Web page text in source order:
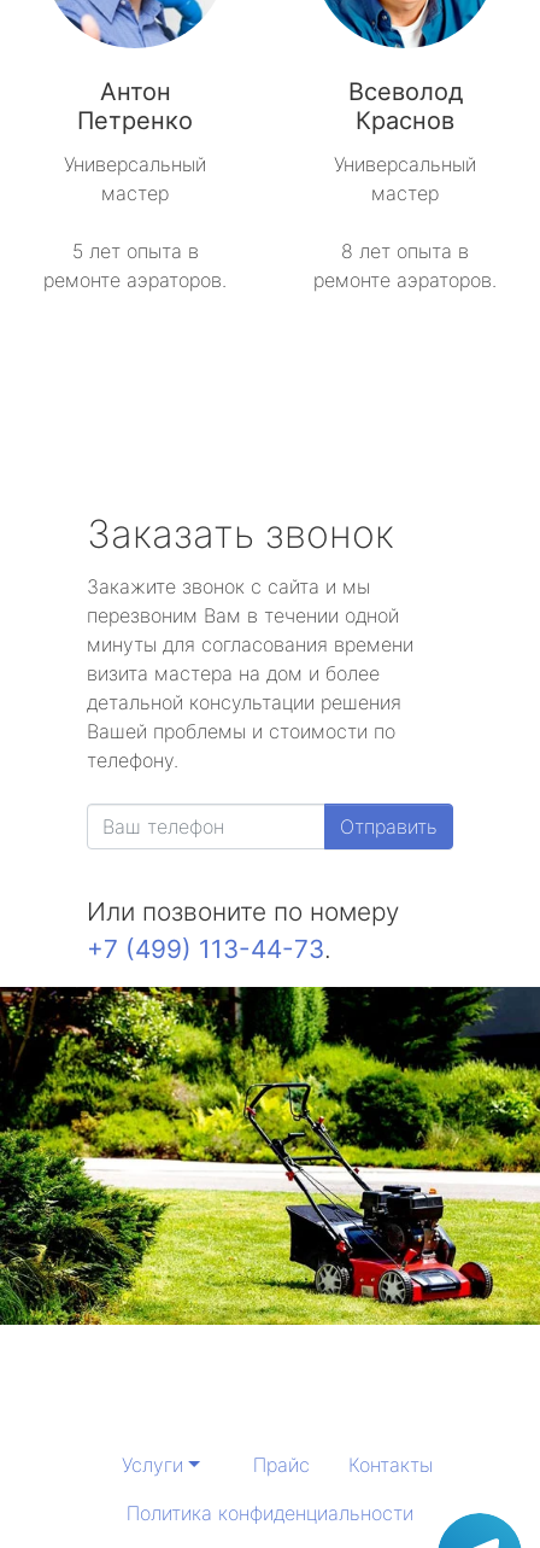
Антон
Петренко
Универсальный
мастер
5 лет опыта в
ремонте аэраторов.
Всеволод
Краснов
Универсальный
мастер
8 лет опыта в
ремонте аэраторов.
Заказать звонок
Закажите звонок с сайта и мы
перезвоним Вам в течении одной
минуты для согласования времени
визита мастера на дом и более
детальной консультации решения
Вашей проблемы и стоимости по
телефону.
Отправить
Или позвоните по номеру
+7 (499) 113-44-73.
Услуги Прайс
Контакты
Политика конфиденциальности